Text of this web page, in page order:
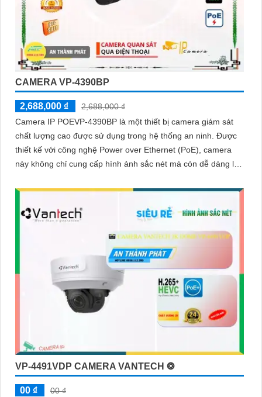
CAMERA VP-4390BP
2,688,000 ₫
2,688,000 ₫
Camera IP POEVP-4390BP là một thiết bị camera giám sát
chất lượng cao được sử dụng trong hệ thống an ninh. Được
thiết kế với công nghệ Power over Ethernet (PoE), camera
này không chỉ cung cấp hình ảnh sắc nét mà còn dễ dàng lắp
VP-4491VDP CAMERA VANTECH ❂
00 ₫
00 ₫